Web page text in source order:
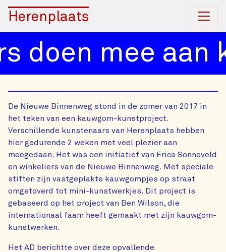
Herenplaats
doen mee aan
De Nieuwe Binnenweg stond in de zomer van 2017 in
het teken van een kauwgom-kunstproject.
Verschillende kunstenaars van Herenplaats hebben
hier gedurende 2 weken met veel plezier aan
meegedaan. Het was een initiatief van Erica Sonneveld
en winkeliers van de Nieuwe Binnenweg. Met speciale
stiften zijn vastgeplakte kauwgompjes op straat
omgetoverd tot mini-kunstwerkjes. Dit project is
gebaseerd op het project van Ben Wilson, die
internationaal faam heeft gemaakt met zijn kauwgom-
kunstwerken.
Het AD berichtte over deze opvallende